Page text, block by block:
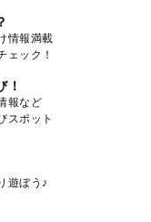
情報満載
ェック！
！
報など
スポット
遊ぼう♪